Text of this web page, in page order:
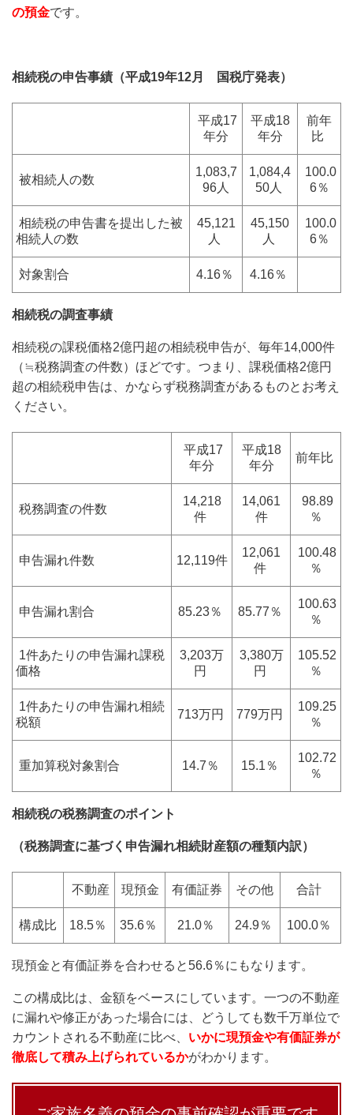
の預金です。
相続税の申告事績（平成19年12月 国税庁発表）
平成17
年分
平成18
年分
前年
比
被相続人の数
1,083,7
96人
1,084,4
50人
100.0
6％
相続税の申告書を提出した被
相続人の数
45,121
人
45,150
人
100.0
6％
対象割合 4.16％ 4.16％
相続税の調査事績
相続税の課税価格2億円超の相続税申告が、毎年14,000件
（≒税務調査の件数）ほどです。つまり、課税価格2億円
超の相続税申告は、かならず税務調査があるものとお考え
ください。
平成17
年分
平成18
年分
前年比
税務調査の件数
14,218
件
14,061
件
98.89
％
申告漏れ件数 12,119件
12,061
件
100.48
％
申告漏れ割合 85.23％ 85.77％
100.63
％
1件あたりの申告漏れ課税
価格
3,203万
円
3,380万
円
105.52
％
1件あたりの申告漏れ相続
税額
713万円 779万円
109.25
％
重加算税対象割合 14.7％ 15.1％
102.72
％
相続税の税務調査のポイント
（税務調査に基づく申告漏れ相続財産額の種類内訳）
不動産 現預金 有価証券 その他 合計
構成比 18.5％ 35.6％ 21.0％ 24.9％ 100.0％
現預金と有価証券を合わせると56.6％にもなります。
この構成比は、金額をベースにしています。一つの不動産
に漏れや修正があった場合には、どうしても数千万単位で
カウントされる不動産に比べ、 いかに現預金や有価証券が
徹底して積み上げられているかがわかります。